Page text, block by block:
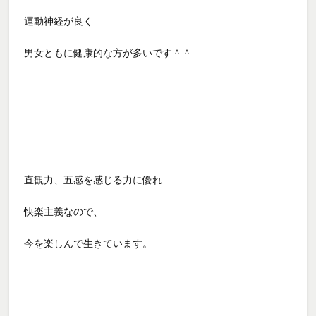
運動神経が良く
男女ともに健康的な方が多いです＾＾
直観力、五感を感じる力に優れ
快楽主義なので、
今を楽しんで生きています。